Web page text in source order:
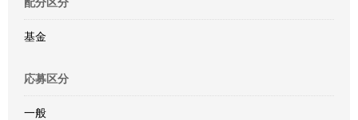
基金
応募区分
一般